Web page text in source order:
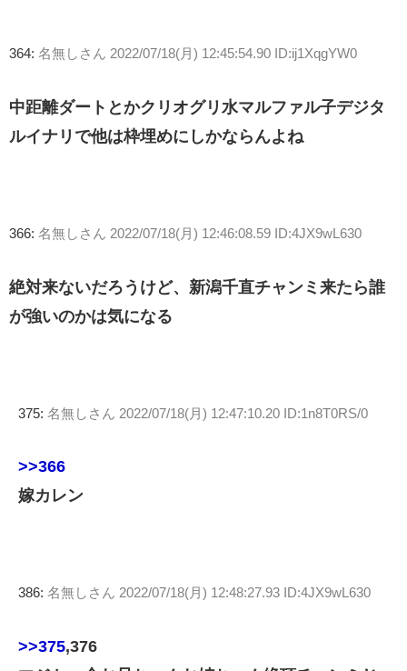
364: 名無しさん 2022/07/18(月) 12:45:54.90 ID:ij1XqgYW0
中距離ダートとかクリオグリ水マルファル子デジタ
ルイナリで他は枠埋めにしかならんよね
366: 名無しさん 2022/07/18(月) 12:46:08.59 ID:4JX9wL630
絶対来ないだろうけど、新潟千直チャンミ来たら誰
が強いのかは気になる
375: 名無しさん 2022/07/18(月) 12:47:10.20 ID:1n8T0RS/0
>>366
嫁カレン
386: 名無しさん 2022/07/18(月) 12:48:27.93 ID:4JX9wL630
>>375,376